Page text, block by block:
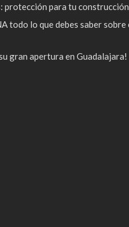
protección para tu construcción
todo lo que debes saber
gran apertura en Guadalajara!